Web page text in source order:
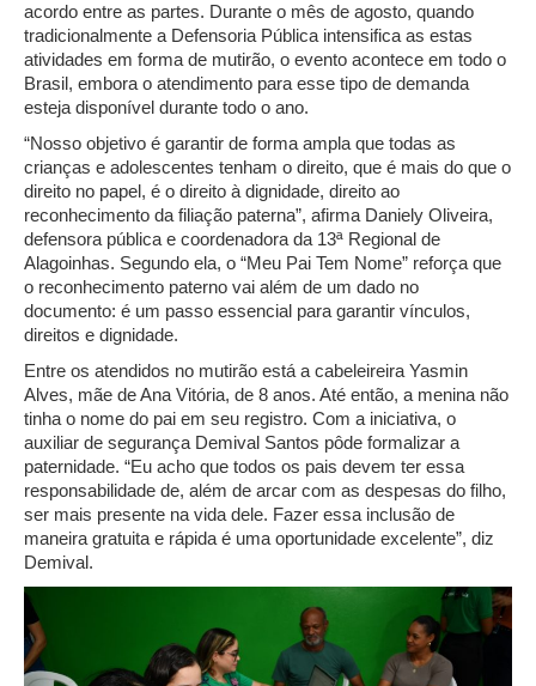
acordo entre as partes. Durante o mês de agosto, quando
tradicionalmente a Defensoria Pública intensifica as estas
atividades em forma de mutirão, o evento acontece em todo o
Brasil, embora o atendimento para esse tipo de demanda
esteja disponível durante todo o ano.
“Nosso objetivo é garantir de forma ampla que todas as
crianças e adolescentes tenham o direito, que é mais do que o
direito no papel, é o direito à dignidade, direito ao
reconhecimento da filiação paterna”, afirma Daniely Oliveira,
defensora pública e coordenadora da 13ª Regional de
Alagoinhas. Segundo ela, o “Meu Pai Tem Nome” reforça que
o reconhecimento paterno vai além de um dado no
documento: é um passo essencial para garantir vínculos,
direitos e dignidade.
Entre os atendidos no mutirão está a cabeleireira Yasmin
Alves, mãe de Ana Vitória, de 8 anos. Até então, a menina não
tinha o nome do pai em seu registro. Com a iniciativa, o
auxiliar de segurança Demival Santos pôde formalizar a
paternidade. “Eu acho que todos os pais devem ter essa
responsabilidade de, além de arcar com as despesas do filho,
ser mais presente na vida dele. Fazer essa inclusão de
maneira gratuita e rápida é uma oportunidade excelente”, diz
Demival.